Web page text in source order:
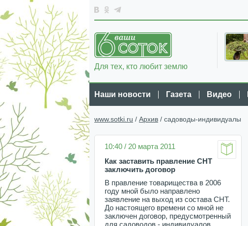
Для тех, кто любит землю
Наши новости Газета Видео
www.sotki.ru / Архив / садоводы-индивидуалы
10:40 / 20 марта 2011
Как заставить правление СНТ
заключить договор
В правление товарищества в 2006
году мной было направлено
заявление на выход из состава СНТ.
До настоящего времени со мной не
заключен договор, предусмотренный